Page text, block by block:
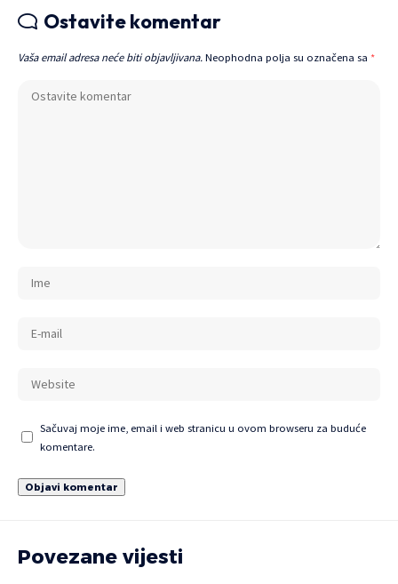
Ostavite komentar
Vaša email adresa neće biti objavljivana. Neophodna polja su označena sa *
Sačuvaj moje ime, email i web stranicu u ovom browseru za buduće
komentare.
Povezane vijesti